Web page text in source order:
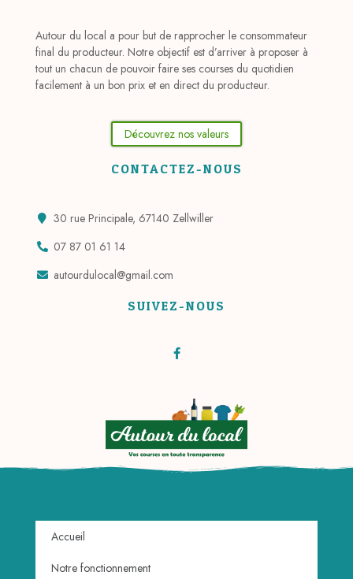
Autour du local a pour but de rapprocher le consommateur
final du producteur. Notre objectif est d’arriver à proposer à
tout un chacun de pouvoir faire ses courses du quotidien
facilement à un bon prix et en direct du producteur.
Découvrez nos valeurs
CONTACTEZ-NOUS
30 rue Principale, 67140 Zellwiller
07 87 01 61 14
autourdulocal@gmail.com
SUIVEZ-NOUS
Accueil
Notre fonctionnement